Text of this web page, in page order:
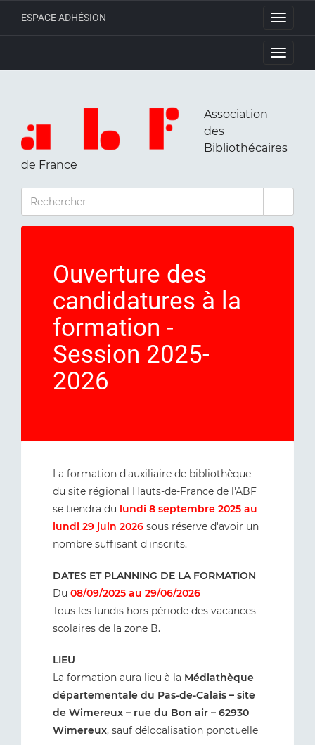
Toggle
ESPACE ADHÉSION
Toggle
Association
des
Bibliothécaires
de France
RECHERCHER
Ouverture des
candidatures à la
formation -
Session 2025-
2026
La formation d'auxiliaire de bibliothèque
du site régional Hauts-de-France de l'ABF
se tiendra du lundi 8 septembre 2025 au
lundi 29 juin 2026 sous réserve d'avoir un
nombre suffisant d'inscrits.
DATES ET PLANNING DE LA FORMATION
Du 08/09/2025 au 29/06/2026
Tous les lundis hors période des vacances
scolaires de la zone B.
LIEU
La formation aura lieu à la Médiathèque
départementale du Pas-de-Calais – site
de Wimereux – rue du Bon air – 62930
Wimereux, sauf délocalisation ponctuelle